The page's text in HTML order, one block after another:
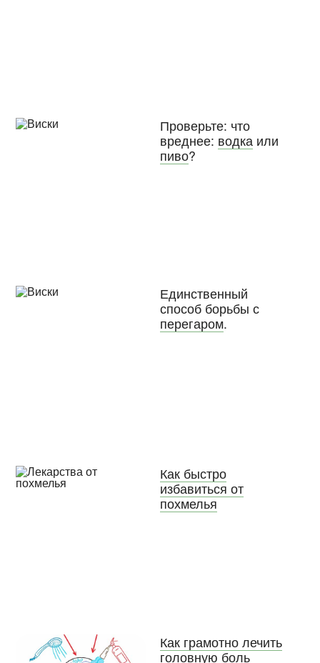
Проверьте: что
вреднее: водка или
пиво?
Единственный
способ борьбы с
перегаром.
Как быстро
избавиться от
похмелья
Как грамотно лечить
головную боль